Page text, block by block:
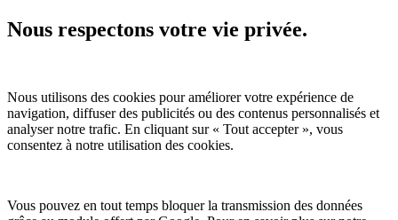
Nous respectons votre vie privée.
Nous utilisons des cookies pour améliorer votre expérience de
navigation, diffuser des publicités ou des contenus personnalisés et
analyser notre trafic. En cliquant sur « Tout accepter », vous
consentez à notre utilisation des cookies.
Vous pouvez en tout temps bloquer la transmission des données